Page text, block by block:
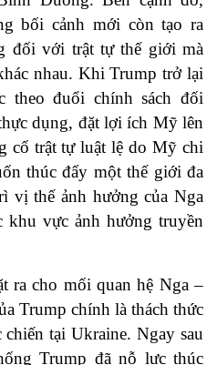
bối cảnh mới còn tạo ra
đối với trật tự thế giới mà
nhau. Khi Trump trở lại
theo đuổi chính sách đối
dụng, đặt lợi ích Mỹ lên
cố trật tự luật lệ do Mỹ chi
thúc đẩy một thế giới đa
vị thế ảnh hưởng của Nga
khu vực ảnh hưởng truyền
ra cho mối quan hệ Nga –
Trump chính là thách thức
tại Ukraine. Ngay sau
Trump đã nỗ lực thúc